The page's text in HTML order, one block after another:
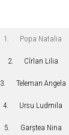
1. Popa Natalia
2. Cîrlan Lilia
3. Teleman Angela
4. Ursu Ludmila
5. Garștea Nina